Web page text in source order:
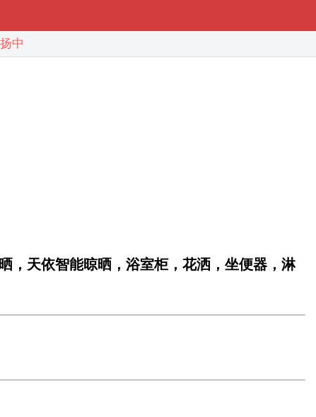
扬中
，天依智能晾晒，浴室柜，花洒，坐便器，淋